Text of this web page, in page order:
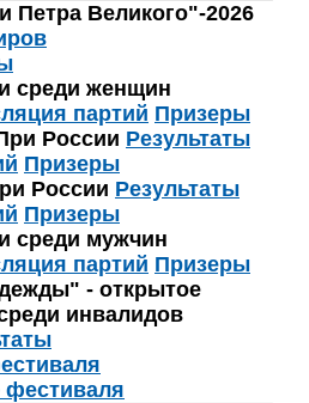
Петра Великого"-2026
среди женщин
партий Призеры
России Результаты
Призеры
России Результаты
Призеры
среди мужчин
партий Призеры
- открытое
инвалидов
фестиваля